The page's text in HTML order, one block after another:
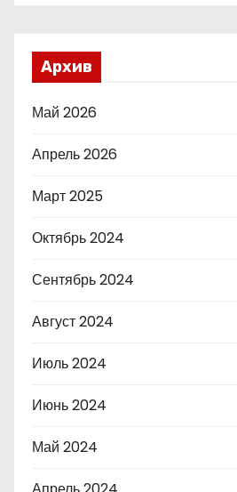
Архив
Май 2026
Апрель 2026
Март 2025
Октябрь 2024
Сентябрь 2024
Август 2024
Июль 2024
Июнь 2024
Май 2024